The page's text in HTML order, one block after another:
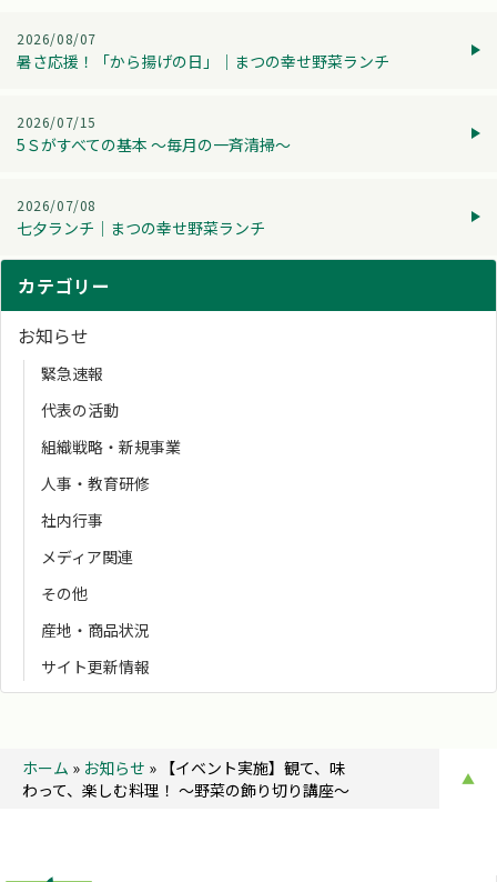
2026/08/07
暑さ応援！「から揚げの日」│まつの幸せ野菜ランチ
2026/07/15
5Ｓがすべての基本 ～毎月の一斉清掃～
2026/07/08
七夕ランチ│まつの幸せ野菜ランチ
カテゴリー
お知らせ
緊急速報
代表の活動
組織戦略・新規事業
人事・教育研修
社内行事
メディア関連
その他
産地・商品状況
サイト更新情報
ホーム » お知らせ » 【イベント実施】観て、味
わって、楽しむ料理！ ～野菜の飾り切り講座～
▲